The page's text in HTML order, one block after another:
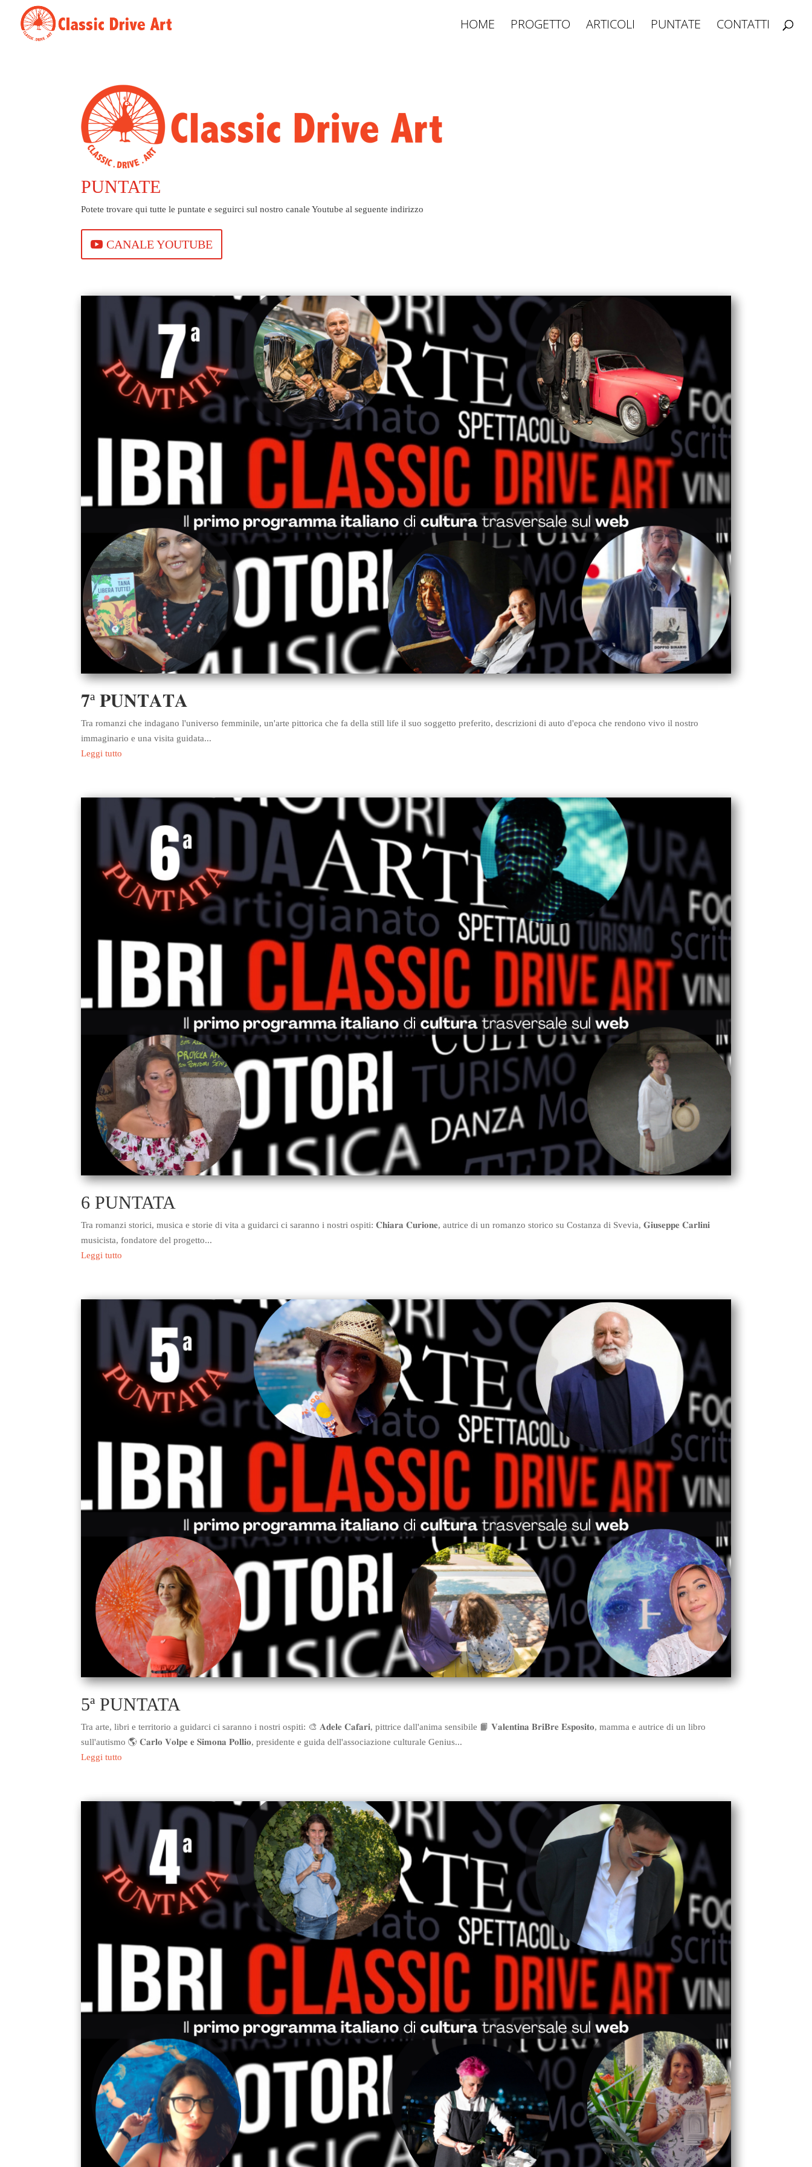
HOME PROGETTO ARTICOLI PUNTATE CONTATTI
PUNTATE
Potete trovare qui tutte le puntate e seguirci sul nostro canale Youtube al seguente indirizzo
CANALE YOUTUBE
𝟕ª 𝐏𝐔𝐍𝐓𝐀𝐓𝐀
Tra romanzi che indagano l'universo femminile, un'arte pittorica che fa della still life il suo soggetto preferito, descrizioni di auto d'epoca che rendono vivo il nostro
immaginario e una visita guidata...
Leggi tutto
6 PUNTATA
Tra romanzi storici, musica e storie di vita a guidarci ci saranno i nostri ospiti: 𝐂𝐡𝐢𝐚𝐫𝐚 𝐂𝐮𝐫𝐢𝐨𝐧𝐞, autrice di un romanzo storico su Costanza di Svevia, 𝐆𝐢𝐮𝐬𝐞𝐩𝐩𝐞 𝐂𝐚𝐫𝐥𝐢𝐧𝐢
musicista, fondatore del progetto...
Leggi tutto
5ª PUNTATA
Tra arte, libri e territorio a guidarci ci saranno i nostri ospiti: 🎨 𝐀𝐝𝐞𝐥𝐞 𝐂𝐚𝐟𝐚𝐫𝐢, pittrice dall'anima sensibile 📙 𝐕𝐚𝐥𝐞𝐧𝐭𝐢𝐧𝐚 𝐁𝐫𝐢𝐁𝐫𝐞 𝐄𝐬𝐩𝐨𝐬𝐢𝐭𝐨, mamma e autrice di un libro
sull'autismo 🌎 𝐂𝐚𝐫𝐥𝐨 𝐕𝐨𝐥𝐩𝐞 𝐞 𝐒𝐢𝐦𝐨𝐧𝐚 𝐏𝐨𝐥𝐥𝐢𝐨, presidente e guida dell'associazione culturale Genius...
Leggi tutto